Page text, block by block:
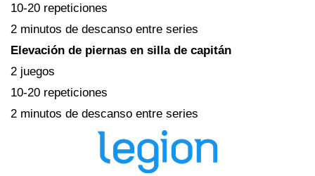
10-20 repeticiones
2 minutos de descanso entre series
Elevación de piernas en silla de capitán
2 juegos
10-20 repeticiones
2 minutos de descanso entre series